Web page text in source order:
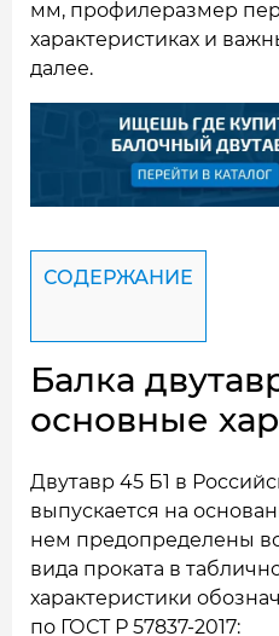
мм, профилеразмер
характеристиках и
далее.
СОДЕРЖАНИЕ
Балка
основные
Двутавр 45 Б1 в
выпускается на
нем предопределены
вида проката в
характеристики
по ГОСТ Р 57837-2017: